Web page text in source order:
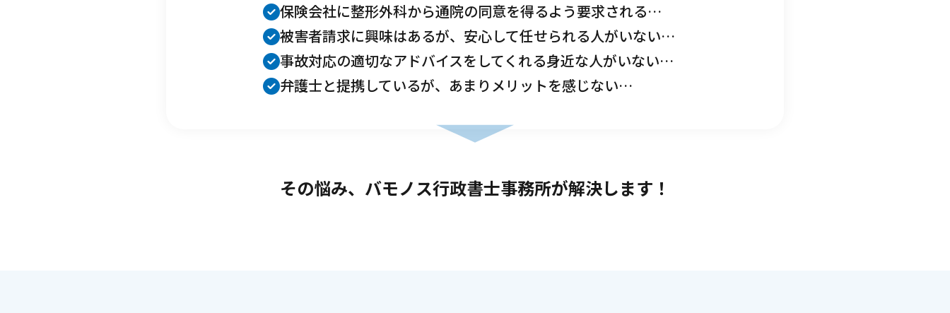
保険会社に整形外科から通院の同意を得るよう要求される…
被害者請求に興味はあるが、安心して任せられる人がいない…
事故対応の適切なアドバイスをしてくれる身近な人がいない…
弁護士と提携しているが、あまりメリットを感じない…
その悩み、バモノス行政書士事務所が解決します！